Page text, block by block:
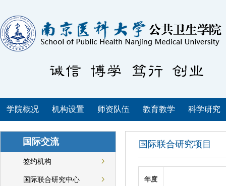
学院概况 机构设置 师资队伍 教育教学 科学研究
国际交流
签约机构
国际联合研究中心
国际联合研究项目
年度